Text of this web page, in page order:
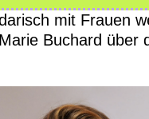
mit Frauen
Buchard über